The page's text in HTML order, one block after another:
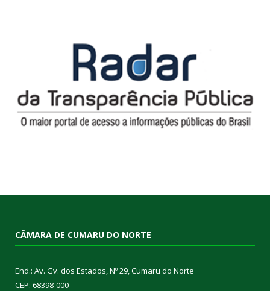
CÂMARA DE CUMARU DO NORTE
End.: Av. Gv. dos Estados, Nº 29, Cumaru do Norte
CEP: 68398-000